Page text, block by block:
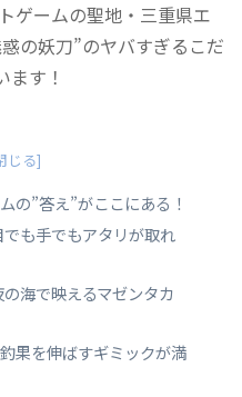
ゲームの聖地・三重県エ
の妖刀”のヤバすぎるこだ
す！
の”答え”がここにある！
も手でもアタリが取れ
海で映えるマゼンタカ
果を伸ばすギミックが満